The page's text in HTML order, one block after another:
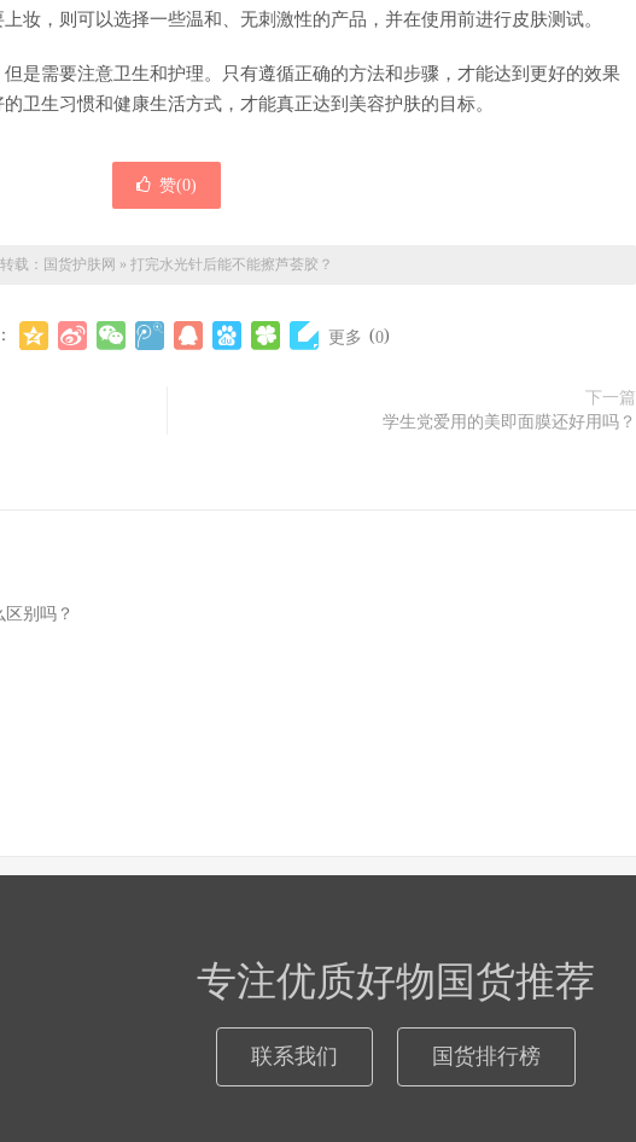
妆，则可以选择一些温和、无刺激性的产品，并在使用前进行皮肤测试。
是需要注意卫生和护理。只有遵循正确的方法和步骤，才能达到更好的效果
卫生习惯和健康生活方式，才能真正达到美容护肤的目标。
赞(0)
转载： 国货护肤网 » 打完水光针后能不能擦芦荟胶？
更多 (0)
下一篇
学生党爱用的美即面膜还好用吗？
别吗？
专注优质好物国货推荐
联系我们 国货排行榜